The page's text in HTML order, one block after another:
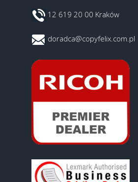
12 619 20 00 Kraków
doradca@copyfelix.com.pl